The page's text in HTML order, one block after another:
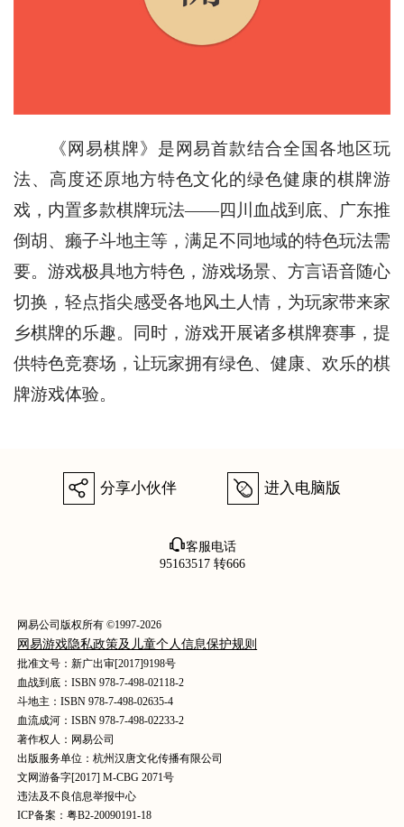
《网易棋牌》是网易首款结合全国各地区玩
法、高度还原地方特色文化的绿色健康的棋牌游
戏，内置多款棋牌玩法——四川血战到底、广东推
倒胡、癞子斗地主等，满足不同地域的特色玩法需
要。游戏极具地方特色，游戏场景、方言语音随心
切换，轻点指尖感受各地风土人情，为玩家带来家
乡棋牌的乐趣。同时，游戏开展诸多棋牌赛事，提
供特色竞赛场，让玩家拥有绿色、健康、欢乐的棋
牌游戏体验。
򰀂 分享小伙伴 򰀄 进入电脑版
򰀃客服电话
95163517 转666
网易公司版权所有 ©1997-2026
网易游戏隐私政策及儿童个人信息保护规则
批准文号：新广出审[2017]9198号
血战到底：ISBN 978-7-498-02118-2
斗地主：ISBN 978-7-498-02635-4
血流成河：ISBN 978-7-498-02233-2
著作权人：网易公司
出版服务单位：杭州汉唐文化传播有限公司
文网游备字[2017] M-CBG 2071号
违法及不良信息举报中心
ICP备案：粤B2-20090191-18